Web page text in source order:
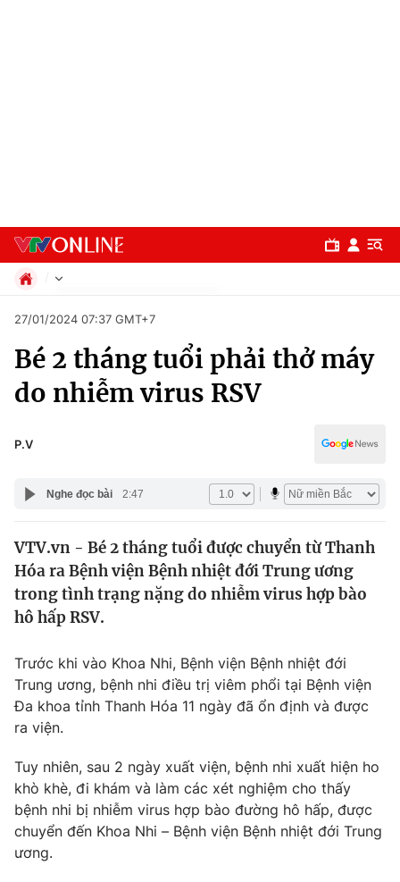
Chuyên mục
Chính trị
Y tế
Thế giới
Thế giới đó đây
Câu chuyện quốc tế
Kinh tế
Tài chính
Thị trường
Góc doanh nghiệp
Dữ liệu và đời sống
Truyền hình
Phim VTV
Hậu trường
Giải trí
Điện ảnh
Xã hội
Pháp luật
Kinh tế
Thể thao
Đời sống
Giáo dục
27/01/2024 07:37 GMT+7
Bé 2 tháng tuổi phải thở máy
do nhiễm virus RSV
P.V
Nghe đọc bài 2:47
VTV.vn - Bé 2 tháng tuổi được chuyển từ Thanh
Hóa ra Bệnh viện Bệnh nhiệt đới Trung ương
trong tình trạng nặng do nhiễm virus hợp bào
hô hấp RSV.
Trước khi vào Khoa Nhi, Bệnh viện Bệnh nhiệt đới
Trung ương, bệnh nhi điều trị viêm phổi tại Bệnh viện
Đa khoa tỉnh Thanh Hóa 11 ngày đã ổn định và được
ra viện.
Tuy nhiên, sau 2 ngày xuất viện, bệnh nhi xuất hiện ho
khò khè, đi khám và làm các xét nghiệm cho thấy
bệnh nhi bị nhiễm virus hợp bào đường hô hấp, được
chuyển đến Khoa Nhi – Bệnh viện Bệnh nhiệt đới Trung
ương.